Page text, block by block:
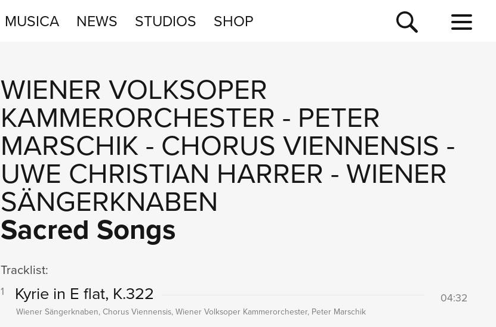
MUSICA NEWS STUDIOS SHOP
WIENER VOLKSOPER
KAMMERORCHESTER - PETER
MARSCHIK- CHORUS VIENNENSIS -
UWE CHRISTIAN HARRER -WIENER
SÄNGERKNABEN
Sacred Songs
Tracklist:
1 Kyrie in E flat, K.322 04:32
Wiener Sängerknaben, Chorus Viennensis, Wiener Volksoper Kammerorchester, Peter Marschik
SHOP
NEWS